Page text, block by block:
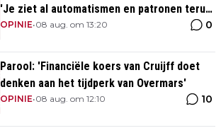
'Je ziet al automatismen en patronen terug,
maar...'
OPINIE•08 aug. om 13:20 0
Parool: 'Financiële koers van Cruijff doet
denken aan het tijdperk van Overmars'
OPINIE•08 aug. om 12:10 10